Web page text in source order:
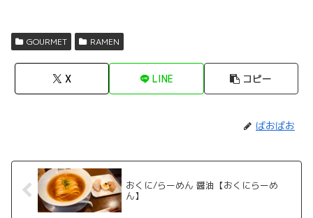
GOURMET RAMEN
X LINE コピー
ばおばお
おくに/らーめん 醤油【おくにらーめ
ん】